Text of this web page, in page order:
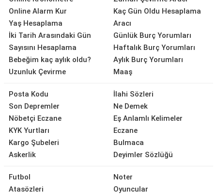
Online Alarm Kur
Yaş Hesaplama
İki Tarih Arasındaki Gün
Sayısını Hesaplama
Bebeğim kaç aylık oldu?
Uzunluk Çevirme
Kaç Gün Oldu Hesaplama
Aracı
Günlük Burç Yorumları
Haftalık Burç Yorumları
Aylık Burç Yorumları
Maaş
Posta Kodu
Son Depremler
Nöbetçi Eczane
KYK Yurtları
Kargo Şubeleri
Askerlik
İlahi Sözleri
Ne Demek
Eş Anlamlı Kelimeler
Eczane
Bulmaca
Deyimler Sözlüğü
Futbol
Atasözleri
Noter
Oyuncular